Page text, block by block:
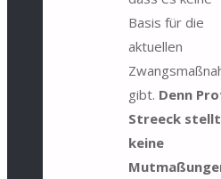
Basis für die
aktuellen
gibt. Denn
Streeck stellt
keine